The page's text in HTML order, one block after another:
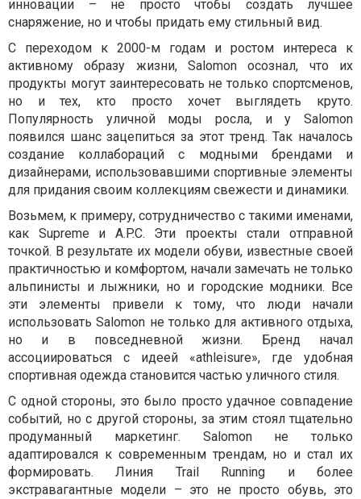
инновации – не просто чтобы создать лучшее
снаряжение, но и чтобы придать ему стильный вид.
С переходом к 2000-м годам и ростом интереса к
активному образу жизни, Salomon осознал, что их
продукты могут заинтересовать не только спортсменов,
но и тех, кто просто хочет выглядеть круто.
Популярность уличной моды росла, и у Salomon
появился шанс зацепиться за этот тренд. Так началось
создание коллабораций с модными брендами и
дизайнерами, использовавшими спортивные элементы
для придания своим коллекциям свежести и динамики.
Возьмем, к примеру, сотрудничество с такими именами,
как Supreme и A.P.C. Эти проекты стали отправной
точкой. В результате их модели обуви, известные своей
практичностью и комфортом, начали замечать не только
альпинисты и лыжники, но и городские модники. Все
эти элементы привели к тому, что люди начали
использовать Salomon не только для активного отдыха,
но и в повседневной жизни. Бренд начал
ассоциироваться с идеей «athleisure», где удобная
спортивная одежда становится частью уличного стиля.
С одной стороны, это было просто удачное совпадение
событий, но с другой стороны, за этим стоял тщательно
продуманный маркетинг. Salomon не только
адаптировался к современным трендам, но и стал их
формировать. Линия Trail Running и более
экстравагантные модели – это не просто обувь, это